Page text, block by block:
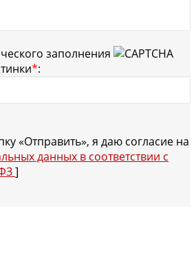
заполнения
*:
«Отправить», я даю согласие на
данных в соответствии с
]